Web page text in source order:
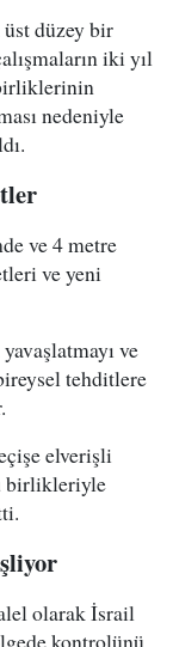
düzey bir
iki yıl
nedeniyle
ve 4 metre
ve yeni
ve
tehditlere
elverişli
birlikleriyle
olarak İsrail
kontrolünü